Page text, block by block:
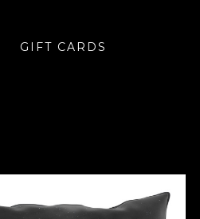
GIFT CARDS